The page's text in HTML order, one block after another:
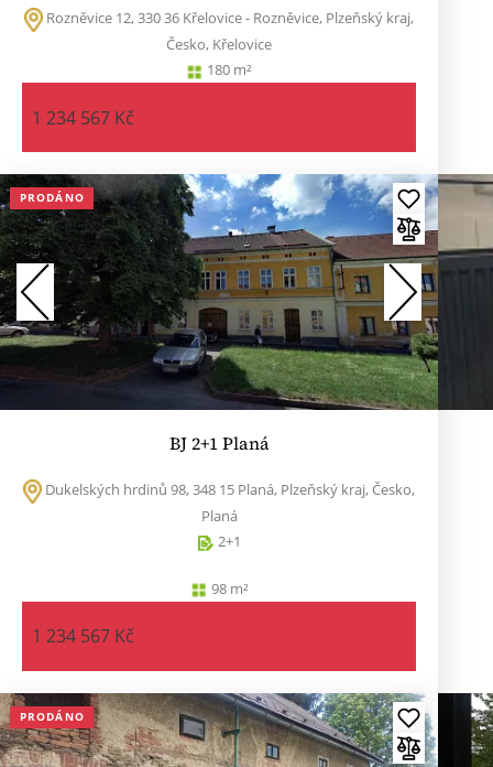
Rozněvice 12, 330 36 Křelovice - Rozněvice, Plzeňský kraj,
Česko, Křelovice
180 m²
1 234 567 Kč
PRODÁNO
BJ 2+1 Planá
Dukelských hrdinů 98, 348 15 Planá, Plzeňský kraj, Česko,
Planá
2+1
98 m²
1 234 567 Kč
PRODÁNO